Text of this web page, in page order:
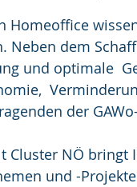
Homeoffice
Neben dem
und optimale
der
Cluster NÖ
und -